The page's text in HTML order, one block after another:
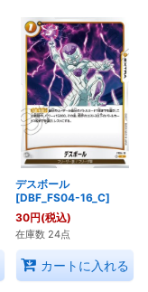
デスボール
[DBF_FS04-16_C]
30円(税込)
在庫数 24点
カートに入れる